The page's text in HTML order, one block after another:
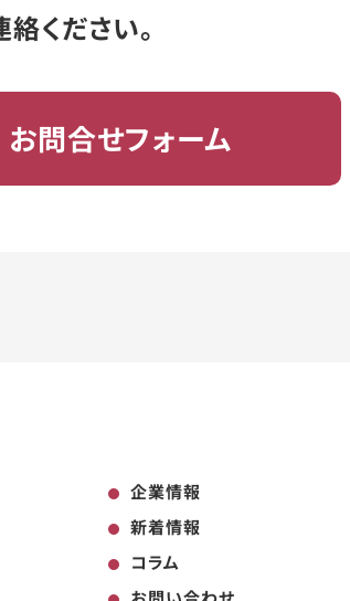
ください。
お問合せフォーム
企業情報
新着情報
コラム